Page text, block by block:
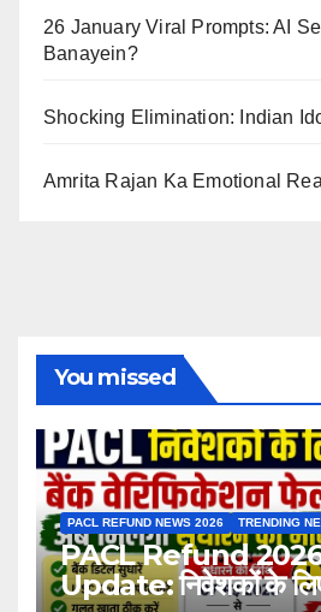
26 January Viral Prompts: AI
Banayein?
Shocking Elimination: Indian
Amrita Rajan Ka Emotional
You missed
PACL REFUND NEWS 2026 TRENDING
PACL Refund
Update: निवेशकों के